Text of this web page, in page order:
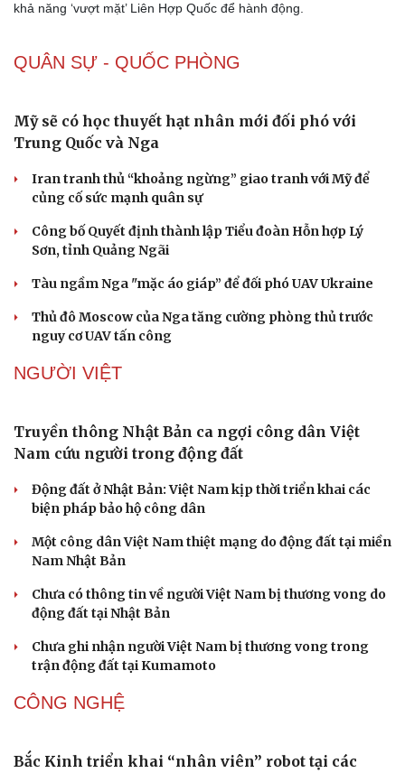
Sức khỏe
Dinh dưỡng - món ngon
Cây thuốc
Sản phụ khoa
Nhi khoa
Làm đẹp - giảm cân
Phòng mạch online
Nhà đẹp
khả năng ‘vượt mặt’ Liên Hợp Quốc để hành động.
QUÂN SỰ - QUỐC PHÒNG
Mỹ sẽ có học thuyết hạt nhân mới đối phó với
Trung Quốc và Nga
Iran tranh thủ “khoảng ngừng” giao tranh với Mỹ để
củng cố sức mạnh quân sự
Công bố Quyết định thành lập Tiểu đoàn Hỗn hợp Lý
Sơn, tỉnh Quảng Ngãi
Tàu ngầm Nga "mặc áo giáp” để đối phó UAV Ukraine
Thủ đô Moscow của Nga tăng cường phòng thủ trước
nguy cơ UAV tấn công
NGƯỜI VIỆT
Truyền thông Nhật Bản ca ngợi công dân Việt
Nam cứu người trong động đất
Động đất ở Nhật Bản: Việt Nam kịp thời triển khai các
biện pháp bảo hộ công dân
Một công dân Việt Nam thiệt mạng do động đất tại miền
Nam Nhật Bản
Chưa có thông tin về người Việt Nam bị thương vong do
động đất tại Nhật Bản
Chưa ghi nhận người Việt Nam bị thương vong trong
trận động đất tại Kumamoto
CÔNG NGHỆ
Bắc Kinh triển khai “nhân viên” robot tại các